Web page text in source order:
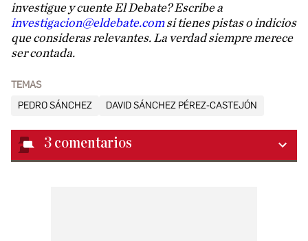
investigue y cuente El Debate? Escribe a
investigacion@eldebate.comsi tienes pistas o indicios
que consideras relevantes. La verdad siempre merece
ser contada.
TEMAS
PEDRO SÁNCHEZ
DAVID SÁNCHEZ PÉREZ-CASTEJÓN
3 comentarios